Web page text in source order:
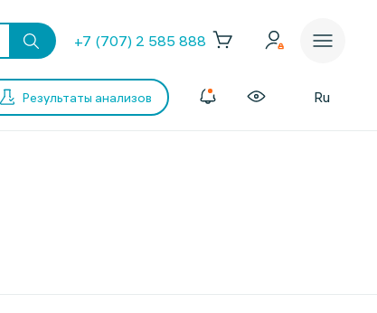
+7 (707) 2 585 888
Результаты анализов Ru